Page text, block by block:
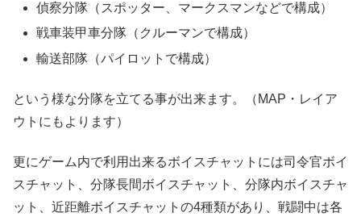
偵察分隊（スポッター、マークスマンなどで構成）
戦車装甲車分隊（クルーマンで構成）
輸送部隊（パイロットで構成）
という様な分隊を立てる事が出来ます。（MAP・レイア
ウトにもよります）
更にゲーム内で利用出来るボイスチャットには司令官ボイ
スチャット、分隊長間ボイスチャット、分隊内ボイスチャ
ット、近距離ボイスチャットの4種類があり、戦闘中は各